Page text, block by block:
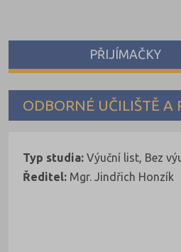
ODBORNÉ UČILIŠTĚ A
Typ studia: Výuční list, Bez
Ředitel: Mgr. Jindřich Honzík
PŘIJÍMAČKY